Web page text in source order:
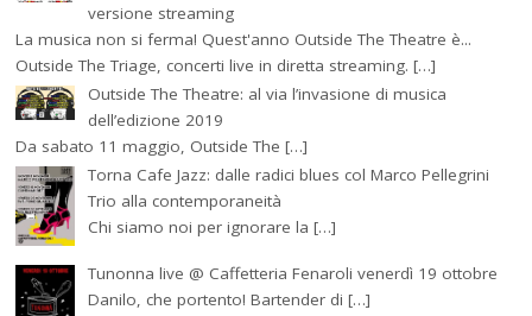
versione streaming
La musica non si ferma! Quest'anno Outside The Theatre è...
Outside The Triage, concerti live in diretta streaming. […]
Outside The Theatre: al via l’invasione di musica
dell’edizione 2019
Da sabato 11 maggio, Outside The […]
Torna Cafe Jazz: dalle radici blues col Marco Pellegrini
Trio alla contemporaneità
Chi siamo noi per ignorare la […]
Tunonna live @ Caffetteria Fenaroli venerdì 19 ottobre
Danilo, che portento! Bartender di […]